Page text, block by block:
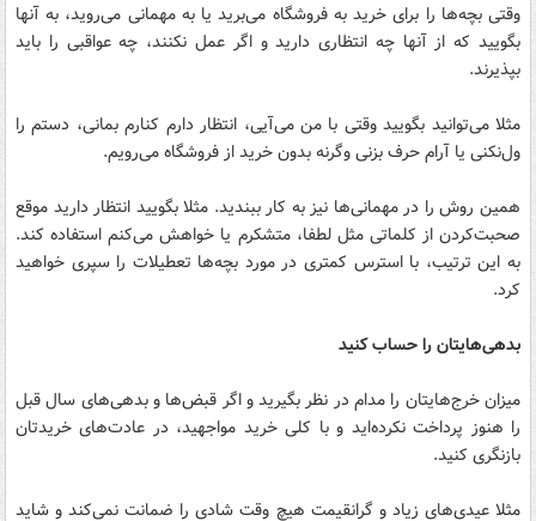
وقتی بچه‌ها را برای خرید به فروشگاه می‌برید یا به مهمانی می‌روید، به آنها
بگویید که از آنها چه انتظاری دارید و اگر عمل نکنند، چه عواقبی را باید
بپذیرند.
مثلا می‌توانید بگویید وقتی با من می‌آیی، انتظار دارم کنارم بمانی، دستم را
ول‌نکنی یا آرام حرف بزنی وگرنه بدون خرید از فروشگاه می‌رویم.
همین روش را در مهمانی‌ها نیز به کار ببندید. مثلا بگویید انتظار دارید موقع
صحبت‌کردن از کلماتی مثل لطفا، متشکرم یا خواهش می‌کنم استفاده کند.
به این ترتیب، با استرس کمتری در مورد بچه‌ها تعطیلات را سپری خواهید
کرد.
بدهی‌هایتان را حساب کنید
میزان خرج‌هایتان را مدام در نظر بگیرید و اگر قبض‌ها و بدهی‌های سال قبل
را هنوز پرداخت نکرده‌اید و با کلی خرید مواجهید، در عادت‌های خریدتان
بازنگری کنید.
مثلا عیدی‌های زیاد و گرانقیمت هیچ وقت شادی را ضمانت نمی‌کند و شاید